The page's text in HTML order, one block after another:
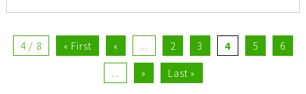
4 / 8 « First « ... 2 3 4 5
6
...
» Last »